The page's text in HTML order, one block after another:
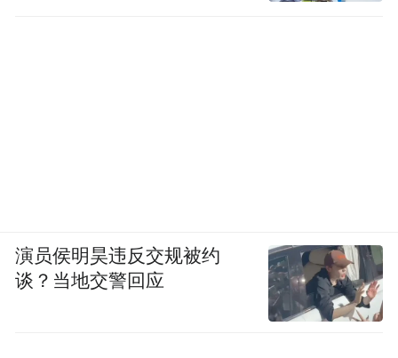
演员侯明昊违反交规被约
谈？当地交警回应